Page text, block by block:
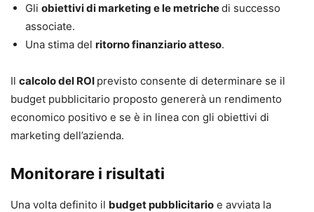
Gli obiettivi di marketing e le metrichedi successo
associate.
Una stima del ritorno finanziario atteso.
Il calcolo del ROI previsto consente di determinare se il
budget pubblicitario proposto genererà un rendimento
economico positivo e se è in linea con gli obiettivi di
marketing dell’azienda.
Monitorare i risultati
Una volta definito il budget pubblicitario e avviata la